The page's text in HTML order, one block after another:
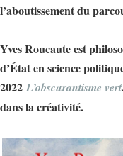
l’aboutissement du
Yves Roucaute est
d’État en science
2022 L’obscurantisme vert
dans la créativité.